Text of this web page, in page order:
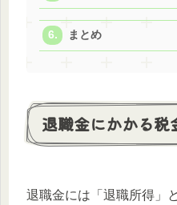
まとめ
退職金にかかる税
退職金には「退職所得」